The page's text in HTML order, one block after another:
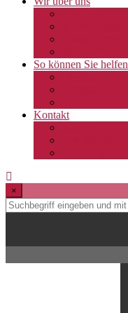
So können Sie helfen
Kontakt
×